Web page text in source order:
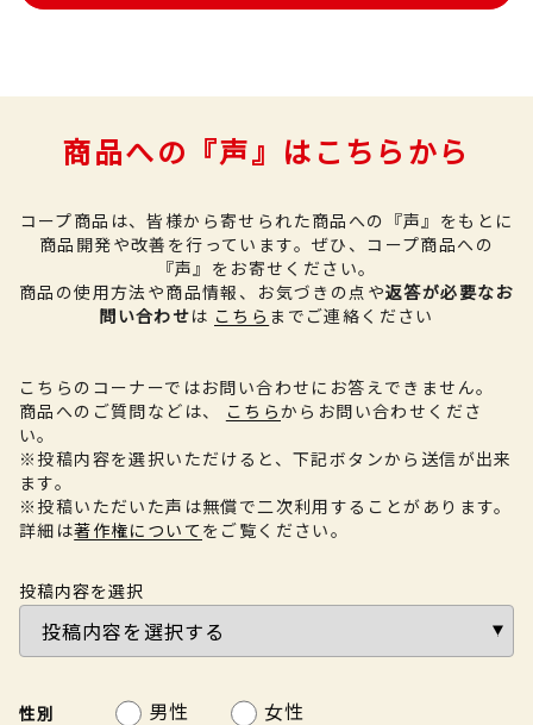
商品への『声』はこちらから
コープ商品は、皆様から寄せられた商品への『声』をもとに
商品開発や改善を行っています。 ぜひ、コープ商品への
『声』をお寄せください。
商品の使用方法や商品情報、お気づきの点や返答が必要なお
問い合わせは こちら までご連絡ください
こちらのコーナーではお問い合わせにお答えできません。
商品へのご質問などは、
こちらからお問い合わせくださ
い。
※投稿内容を選択いただけると、下記ボタンから送信が出来
ます。
※投稿いただいた声は無償で二次利用することがあります。
詳細は著作権について をご覧ください。
投稿内容を選択
性別 男性 女性